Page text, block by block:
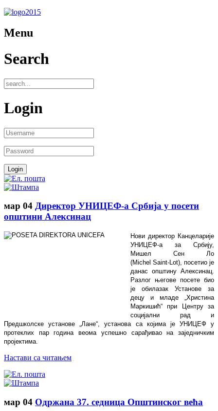
Menu
Search
Login
мар 04 Директор УНИЦЕФ-а Србија у посети
општини Алексинац
Нови директор Канцеларије
УНИЦЕФ-а за Србију,
Мишел Сен Ло
(Michel Saint-Lot), посетио је
данас општину Алексинац.
Разлог његове посете био
је обилазак Установе за
децу и младе „Христина
Маркишић“ при Центру за
социјални рад и
Предшколске установе „Лане“, установа са којима је УНИЦЕФ у
протеклих пар година веома успешно сарађивао на заједничким
пројектима.
Настави са читањем
мар 04 Одржана 37. седница Општинског већа